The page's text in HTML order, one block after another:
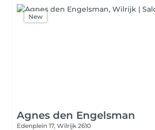
New
Agnes den Engelsman
Edenplein 17, Wilrijk 2610